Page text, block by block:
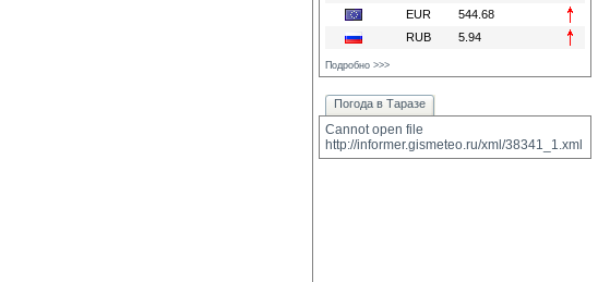
EUR
544.68
RUB
5.94
Подробно >>>
Погода в Таразе
Cannot open file
http://informer.gismeteo.ru/xml/38341_1.xml